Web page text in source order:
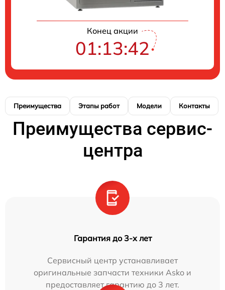
Конец акции
01:13:42
Преимущества Этапы работ Модели Контакты
Преимущества сервис-
центра
Гарантия до 3-х лет
Сервисный центр устанавливает
оригинальные запчасти техники Asko и
предоставляет гарантию до 3 лет.